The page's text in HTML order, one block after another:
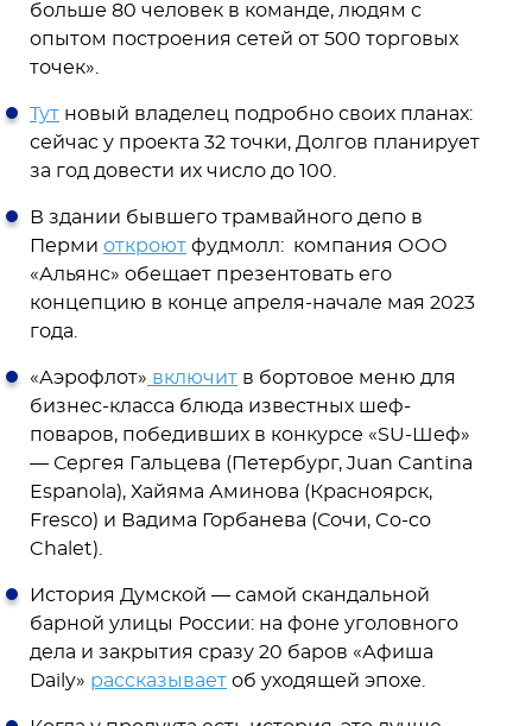
больше 80 человек в команде, людям с
опытом построения сетей от 500 торговых
точек».
Тут новый владелец подробно своих планах:
сейчас у проекта 32 точки, Долгов планирует
за год довести их число до 100.
В здании бывшего трамвайного депо в
Перми откроют фудмолл: компания ООО
«Альянс» обещает презентовать его
концепцию в конце апреля-начале мая 2023
года.
«Аэрофлот» включит в бортовое меню для
бизнес-класса блюда известных шеф-
поваров, победивших в конкурсе «SU-Шеф»
— Сергея Гальцева (Петербург, Juan Cantina
Espanola), Хайяма Аминова (Красноярск,
Fresco) и Вадима Горбанева (Сочи, Co-co
Chalet).
История Думской — самой скандальной
барной улицы России: на фоне уголовного
дела и закрытия сразу 20 баров «Афиша
Daily» рассказывает об уходящей эпохе.